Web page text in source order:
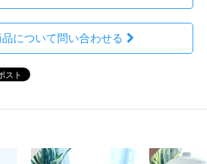
品について問い合わせる